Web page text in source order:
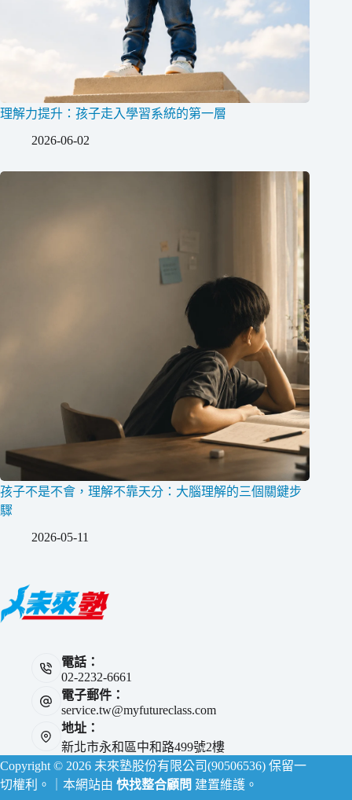
理解力提升：孩子走入學習系統的第一層
2026-06-02
孩子不是不會，理解不靠天分：大腦理解的三個關鍵步
驟
2026-05-11
電話：
02-2232-6661
電子郵件：
service.tw@myfutureclass.com
地址：
新北市永和區中和路499號2樓
Copyright © 2026 未來塾股份有限公司(90506536) 保留一
切權利。｜本網站由 快找整合顧問 建置維護。